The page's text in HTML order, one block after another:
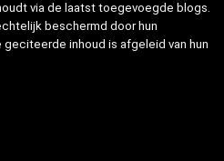
via de laatst toegevoegde blogs.
beschermd door hun
inhoud is afgeleid van hun